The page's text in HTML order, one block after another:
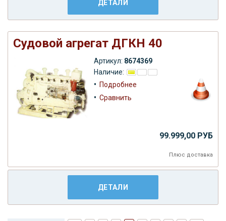
ДЕТАЛИ
Судовой агрегат ДГКН 40
Артикул: 8674369
Наличие:
• Подробнее
• Сравнить
99.999,00 РУБ
Плюс доставка
ДЕТАЛИ